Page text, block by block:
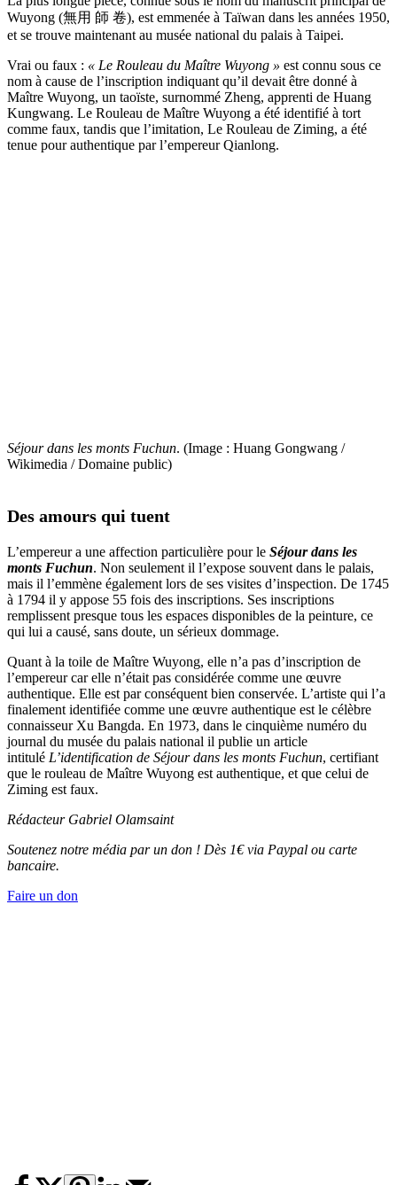
Wuyong (無用 師 卷), est emmenée à Taïwan dans les années 1950,
et se trouve maintenant au musée national du palais à Taipei.
Vrai ou faux : « Le Rouleau du Maître Wuyong » est connu sous ce
nom à cause de l’inscription indiquant qu’il devait être donné à
Maître Wuyong, un taoïste, surnommé Zheng, apprenti de Huang
Kungwang. Le Rouleau de Maître Wuyong a été identifié à tort
comme faux, tandis que l’imitation, Le Rouleau de Ziming, a été
tenue pour authentique par l’empereur Qianlong.
Séjour dans les monts Fuchun. (Image : Huang Gongwang /
Wikimedia / Domaine public)
Des amours qui tuent
L’empereur a une affection particulière pour le Séjour dans les
monts Fuchun. Non seulement il l’expose souvent dans le palais,
mais il l’emmène également lors de ses visites d’inspection. De 1745
à 1794 il y appose 55 fois des inscriptions. Ses inscriptions
remplissent presque tous les espaces disponibles de la peinture, ce
qui lui a causé, sans doute, un sérieux dommage.
Quant à la toile de Maître Wuyong, elle n’a pas d’inscription de
l’empereur car elle n’était pas considérée comme une œuvre
authentique. Elle est par conséquent bien conservée. L’artiste qui l’a
finalement identifiée comme une œuvre authentique est le célèbre
connaisseur Xu Bangda. En 1973, dans le cinquième numéro du
journal du musée du palais national il publie un article
intitulé L’identification de Séjour dans les monts Fuchun, certifiant
que le rouleau de Maître Wuyong est authentique, et que celui de
Ziming est faux.
RédacteurGabriel Olamsaint
Soutenez notre média par un don ! Dès 1€ via Paypal ou carte
bancaire.
Faire un don